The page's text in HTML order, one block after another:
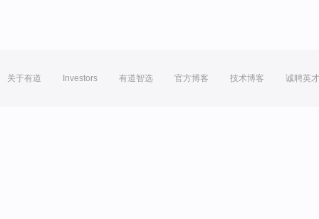
关于有道 Investors 有道智选 官方博客 技术博客 诚聘英才